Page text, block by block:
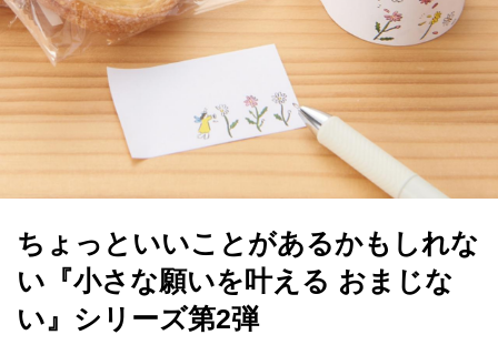
ちょっといいことがあるかもしれな
い『小さな願いを叶える おまじな
い』シリーズ第2弾